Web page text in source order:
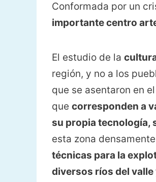
Conformada por un
importante centro
El estudio de la
región, y no a los
que se asentaron en
que corresponden a
su propia tecnología,
esta zona
técnicas para la
diversos ríos del